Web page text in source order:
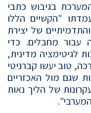
בגיבוש כתבי
"הקשיים הללו
של יצירת
עבור מחבלים. כדי
לגיטימציה מדינית,
טוב יעשו קברניטי
שגם מול האכזריים
של הליך נאות